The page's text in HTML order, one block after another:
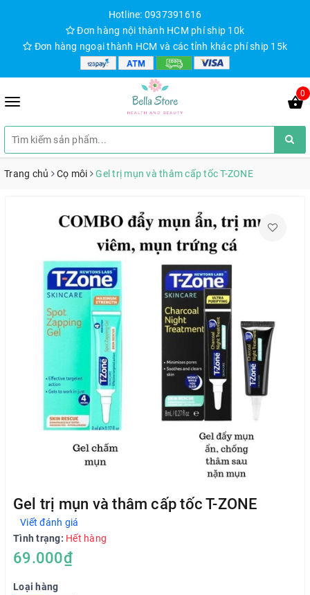
Hotline: 0937391616
Đơn hàng nội thành HCM phí ship 10k
Đơn hàng ngoại thành HCM và các tỉnh khác phí ship 15k
0
Trang chủ Cọ môi Gel trị mụn và thâm cấp tốc T-ZONE
Gel trị mụn và thâm cấp tốc T-ZONE
Viết đánh giá
Tình trạng: Hết hàng
69.000₫
Loại hàng